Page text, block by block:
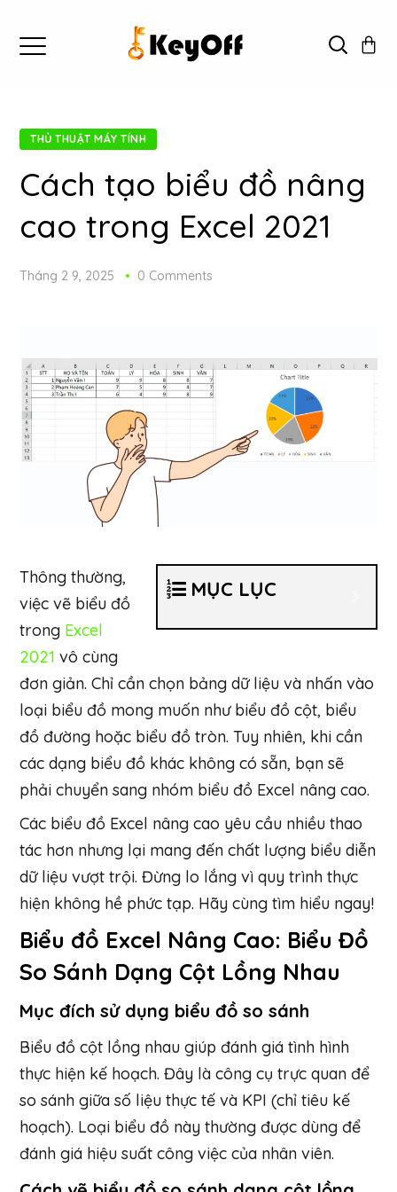
THỦ THUẬT MÁY TÍNH
Cách tạo biểu đồ nâng
cao trong Excel 2021
Tháng 2 9, 2025 0 Comments
MỤC LỤC
Thông thường,
việc vẽ biểu đồ
trong Excel
2021 vô cùng
đơn giản. Chỉ cần chọn bảng dữ liệu và nhấn vào
loại biểu đồ mong muốn như biểu đồ cột, biểu
đồ đường hoặc biểu đồ tròn. Tuy nhiên, khi cần
các dạng biểu đồ khác không có sẵn, bạn sẽ
phải chuyển sang nhóm biểu đồ Excel nâng cao.
Các biểu đồ Excel nâng cao yêu cầu nhiều thao
tác hơn nhưng lại mang đến chất lượng biểu diễn
dữ liệu vượt trội. Đừng lo lắng vì quy trình thực
hiện không hề phức tạp. Hãy cùng tìm hiểu ngay!
Biểu đồ Excel Nâng Cao: Biểu Đồ
So Sánh Dạng Cột Lồng Nhau
Mục đích sử dụng biểu đồ so sánh
Biểu đồ cột lồng nhau giúp đánh giá tình hình
thực hiện kế hoạch. Đây là công cụ trực quan để
so sánh giữa số liệu thực tế và KPI (chỉ tiêu kế
hoạch). Loại biểu đồ này thường được dùng để
đánh giá hiệu suất công việc của nhân viên.